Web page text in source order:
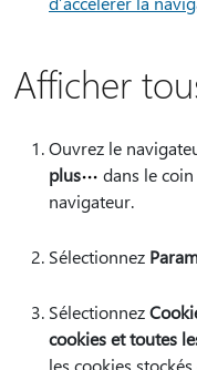
Afficher
Ouvrez le
plus
dans le
navigateur.
Sélectionnez
Sélectionnez
cookies et toutes
les cookies